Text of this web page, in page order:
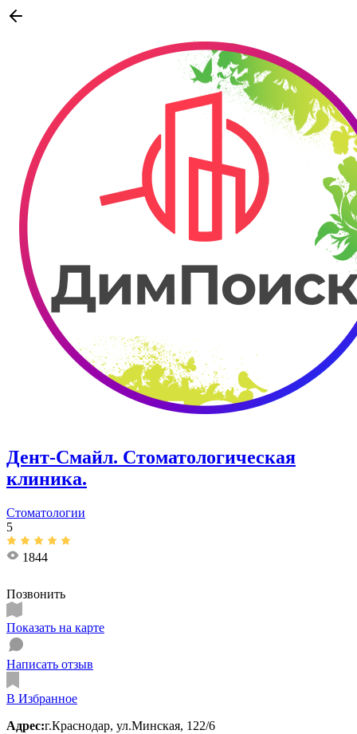
Дент-Смайл. Стоматологическая
клиника.
Стоматологии
5
1844
Позвонить
Показать на карте
Написать отзыв
В Избранное
Адрес:г.Краснодар, ул.Минская, 122/6